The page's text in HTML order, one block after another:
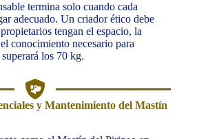
termina solo cuando cada
adecuado. Un criador ético debe
tengan el espacio, la
conocimiento necesario para
los 70 kg.
y Mantenimiento del Mastín